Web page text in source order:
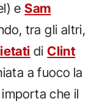
eSam
tra gli altri,
diClint
a fuoco la
che il